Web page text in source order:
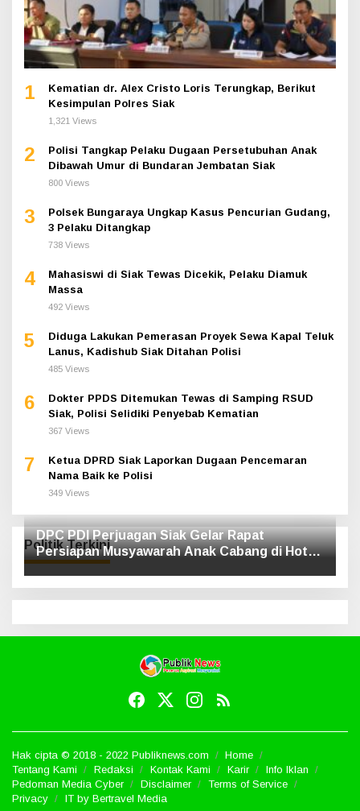
1
Kematian dr. Alex Cristo Loris Terungkap, Berikut
Kesimpulan Polres Siak
1,321 Views
2
Polisi Tangkap Pelaku Dugaan Persetubuhan Anak
Dibawah Umur di Bundaran Jembatan Siak
800 Views
3
Polsek Bungaraya Ungkap Kasus Pencurian Gudang,
3 Pelaku Ditangkap
738 Views
4
Mahasiswi di Siak Tewas Dicekik, Pelaku Diamuk
Massa
492 Views
5
Diduga Lakukan Pemerasan Proyek Sewa Kapal Teluk
Lanus, Kadishub Siak Ditahan Polisi
485 Views
6
Dokter PPDS Ditemukan Tewas di Samping RSUD
Siak, Polisi Selidiki Penyebab Kematian
367 Views
7
Ketua DPRD Siak Laporkan Dugaan Pencemaran
Nama Baik ke Polisi
349 Views
Politik Terkini
DPC PDI Perjuagan Siak Gelar Rapat
Persiapan Musyawarah Anak Cabang di Hotel
Luxe
Hak cipta © 2018 - 2022 Publiknews.com
Home
Tentang Kami
Redaksi Kontak Kami Karir
Info Iklan
Pedoman Media Cyber
Disclaimer
Terms of Service
Privacy
IT by Bertravel Media